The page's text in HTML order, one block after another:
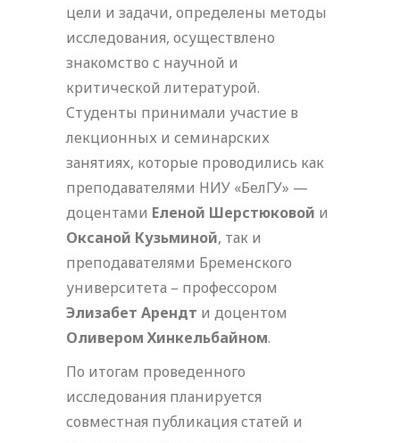
цели и задачи, определены методы
исследования, осуществлено
знакомство с научной и
критической литературой.
Студенты принимали участие в
лекционных и семинарских
занятиях, которые проводились как
преподавателями НИУ «БелГУ» —
доцентами Еленой Шерстюковой и
Оксаной Кузьминой, так и
преподавателями Бременского
университета – профессором
Элизабет Арендт и доцентом
Оливером Хинкельбайном.
По итогам проведенного
исследования планируется
совместная публикация статей и